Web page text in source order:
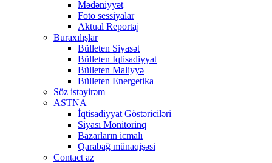
Mədəniyyət
Foto sessiyalar
Aktual Reportaj
Buraxılışlar
Bülleten Siyasət
Bülleten İqtisadiyyat
Bülleten Maliyyə
Bülleten Energetika
Söz istəyirəm
ASTNA
İqtisadiyyat Göstəriciləri
Siyası Monitorinq
Bazarların icmalı
Qarabağ münaqişəsi
Contact az